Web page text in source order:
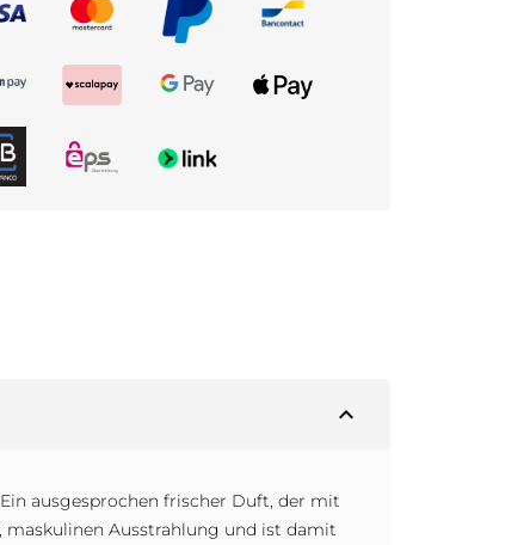
expand_less
ausgesprochen frischer Duft, der mit
Ausstrahlung und ist damit